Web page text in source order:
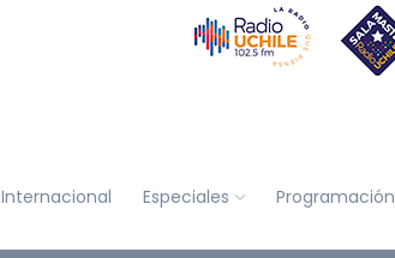
Internacional Especiales Programación